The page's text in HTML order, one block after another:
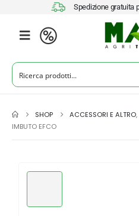
Spedizione gratuita
SHOP ACCESSORI E ALTRO,
IMBUTO EFCO